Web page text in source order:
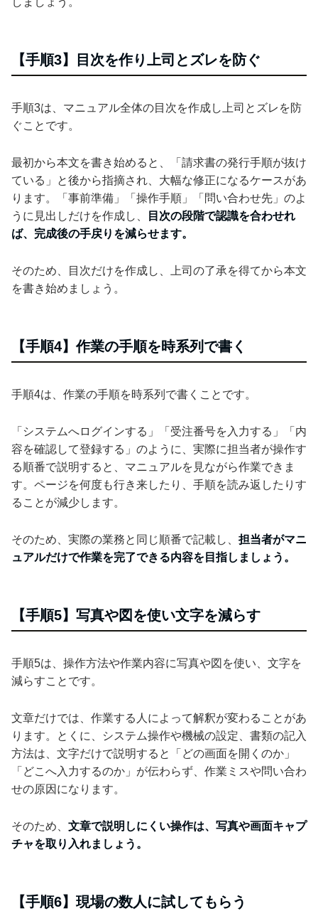
【手順3】目次を作り上司とズレを防ぐ
手順3は、マニュアル全体の目次を作成し上司とズレを防
ぐことです。
最初から本文を書き始めると、「請求書の発行手順が抜け
ている」と後から指摘され、大幅な修正になるケースがあ
ります。「事前準備」「操作手順」「問い合わせ先」のよ
うに見出しだけを作成し、
目次の段階で認識を合わせれ
ば、完成後の手戻りを減らせます。
そのため、目次だけを作成し、上司の了承を得てから本文
を書き始めましょう。
【手順4】作業の手順を時系列で書く
手順4は、作業の手順を時系列で書くことです。
「システムへログインする」「受注番号を入力する」「内
容を確認して登録する」のように、実際に担当者が操作す
る順番で説明すると、マニュアルを見ながら作業できま
す。ページを何度も行き来したり、手順を読み返したりす
ることが減少します。
そのため、実際の業務と同じ順番で記載し、 担当者がマニ
ュアルだけで作業を完了できる内容を目指しましょう。
【手順5】写真や図を使い文字を減らす
手順5は、操作方法や作業内容に写真や図を使い、文字を
減らすことです。
文章だけでは、作業する人によって解釈が変わることがあ
ります。とくに、システム操作や機械の設定、書類の記入
方法は、文字だけで説明すると「どの画面を開くのか」
「どこへ入力するのか」が伝わらず、作業ミスや問い合わ
せの原因になります。
そのため、 文章で説明しにくい操作は、写真や画面キャプ
チャを取り入れましょう。
【手順6】現場の数人に試してもらう